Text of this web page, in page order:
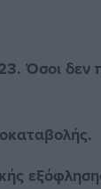
Όσοι δεν